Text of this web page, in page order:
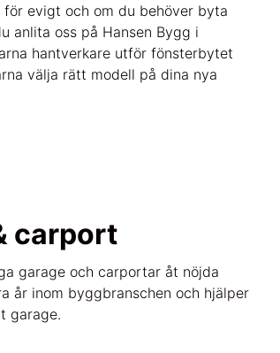
för evigt och om du behöver byta
anlita oss på Hansen Bygg i
hantverkare utför fönsterbytet
välja rätt modell på dina nya
carport
garage och carportar åt nöjda
år inom byggbranschen och hjälper
garage.